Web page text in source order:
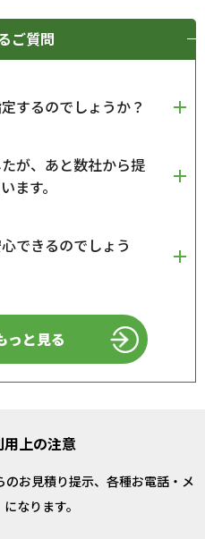
ご質問
するのでしょうか？
が、あと数社から提
ます。
できるのでしょう
っと見る
上の注意
お見積り提示、各種お電話・メ
なります。